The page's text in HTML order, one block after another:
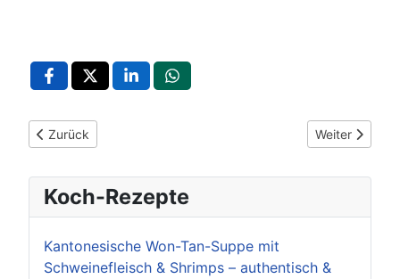
Vorheriger Beitrag: Enzkreis: Neuer Seniorenwegweiser
Zurück Nächster
Weiter
Koch-Rezepte
Kantonesische Won-Tan-Suppe mit
Schweinefleisch & Shrimps – authentisch &